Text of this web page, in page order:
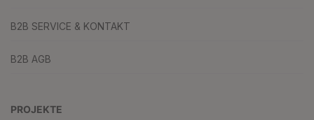
B2B SERVICE & KONTAKT
B2B AGB
PROJEKTE